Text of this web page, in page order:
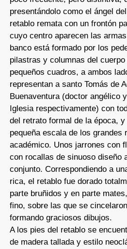
presentándolo como el ángel
retablo remata con un frontón
cuyo centro aparecen las
banco está formado por los
pilastras y columnas del
pequeños cuadros, a ambos
representan a santo Tomás de
Buenaventura (doctor angélico
Iglesia respectivamente) con
del retrato formal de la época,
pequeña escala de los grandes
académico. Unos jarrones con
con rocallas de sinuoso diseño
conjunto. Correspondiendo a
rica, el retablo fue dorado
parte bruñidos y en parte
fino, sobre las que se
formando graciosos dibujos.
A los pies del retablo se
de madera tallada y estilo